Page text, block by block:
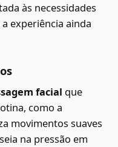
às necessidades
experiência ainda
facial que
como a
movimentos suaves
na pressão em